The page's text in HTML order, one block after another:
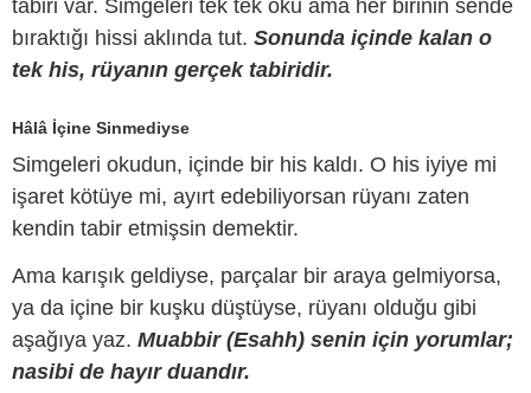
tabiri var. Simgeleri tek tek oku ama her birinin sende
bıraktığı hissi aklında tut. Sonunda içinde kalan o
tek his, rüyanın gerçek tabiridir.
Hâlâ İçine Sinmediyse
Simgeleri okudun, içinde bir his kaldı. O his iyiye mi
işaret kötüye mi, ayırt edebiliyorsan rüyanı zaten
kendin tabir etmişsin demektir.
Ama karışık geldiyse, parçalar bir araya gelmiyorsa,
ya da içine bir kuşku düştüyse, rüyanı olduğu gibi
aşağıya yaz. Muabbir (Esahh) senin için yorumlar;
nasibi de hayır duandır.